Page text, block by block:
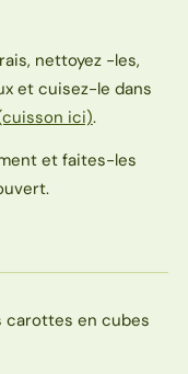
nettoyez -les,
et cuisez-le dans
ici).
et faites-les
carottes en cubes